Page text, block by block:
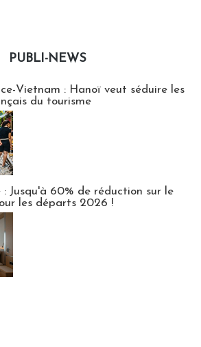
PUBLI-NEWS
Vietnam : Hanoï veut séduire les
du tourisme
: Jusqu'à 60% de réduction sur le
les départs 2026 !